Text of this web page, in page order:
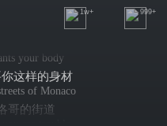
1w+ 999+
your body
这样的身材
of Monaco
哥的街道